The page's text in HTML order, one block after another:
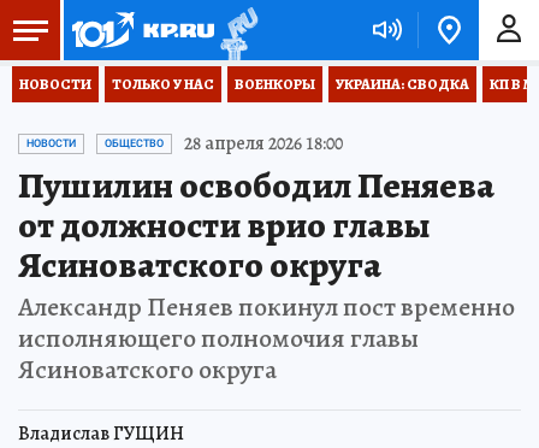
НОВОСТИ ТОЛЬКО У НАС ВОЕНКОРЫ УКРАИНА: СВОДКА КП В
НОВОСТИ ОБЩЕСТВО 28 апреля 2026 18:00
Пушилин освободил Пеняева
от должности врио главы
Ясиноватского округа
Александр Пеняев покинул пост временно
исполняющего полномочия главы
Ясиноватского округа
Владислав ГУЩИН